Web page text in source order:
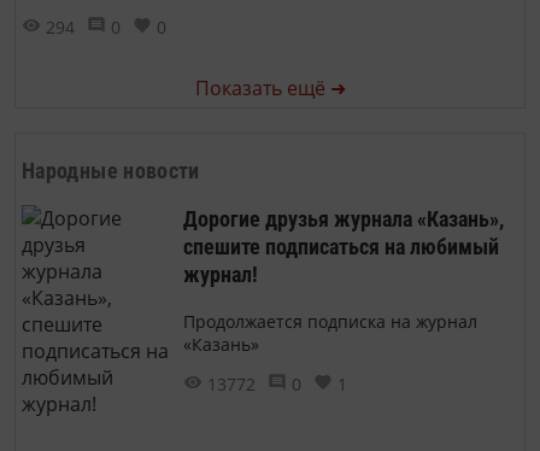
294
0 0
Показать ещё ➜
Народные новости
Дорогие друзья журнала «Казань»,
спешите подписаться на любимый
журнал!
Продолжается подписка на журнал
«Казань»
13772
0 1